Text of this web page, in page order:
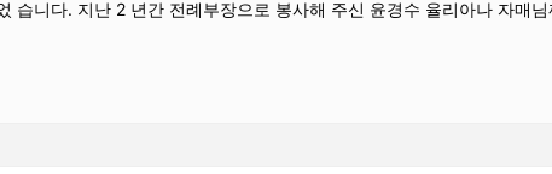
습니다. 지난 2 년간 전례부장으로 봉사해 주신 윤경수 율리아나 자매